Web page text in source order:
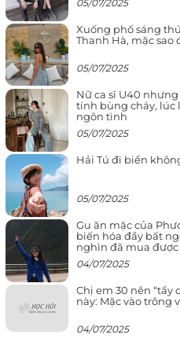
05/07/2025
Xuống phố sáng
Thanh Hà, mặc
05/07/2025
Nữ ca sĩ U40
tính bùng cháy, lúc
ngôn tình
05/07/2025
Hải Tú đi biển
05/07/2025
Gu ăn mặc của
biến hóa đầy bất
nghìn đã mua được
04/07/2025
Chị em 30 nên “tẩy
này: Mặc vào trông
04/07/2025